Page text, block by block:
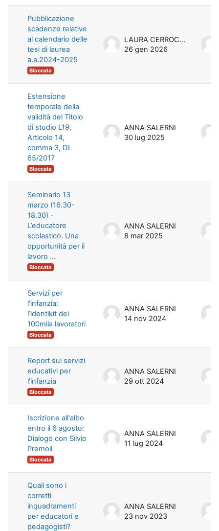
Pubblicazione
scadenze relative
al calendario delle
tesi di laurea
a.a.2024-2025
Bloccata
LAURA CERROCCHI
26 gen 2026
Estensione
temporale della
validità del Titolo
di studio L19,
Articolo 14,
comma 3, DL
65/2017
Bloccata
ANNA SALERNI
30 lug 2025
Seminario 13
marzo (16.30-
18.30) -
L’educatore
scolastico. Una
opportunità per il
lavoro ...
Bloccata
ANNA SALERNI
8 mar 2025
Servizi per
l’infanzia:
l’identikit dei
100mila lavoratori
Bloccata
ANNA SALERNI
14 nov 2024
Report sui servizi
educativi per
l'infanzia
Bloccata
ANNA SALERNI
29 ott 2024
Iscrizione all'albo
entro il 6 agosto:
Dialogo con Silvio
Premoli
Bloccata
ANNA SALERNI
11 lug 2024
Quali sono i
corretti
inquadramenti
per educatori e
pedagogisti?
ANNA SALERNI
23 nov 2023